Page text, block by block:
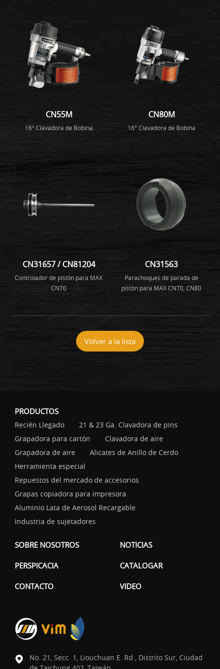
CN55M
16° Clavadora de Bobina
CN80M
16° Clavadora de Bobina
CN31657 / CN81204
Controlador de pistón para MAX
CN70
CN31563
Parachoques de parada de
pistón para MAX CN70, CN80
Volver a la lista
PRODUCTOS
Recién Llegado
21 & 23 Ga. Clavadora de pins
Grapadora para cartón
Clavadora de aire
Grapadora de aire
Alicates de Anillo de Cerdo
Herramienta especial
Repuestos del mercado de accesorios
Grapas copiadora para impresora
Aluminio Lata de Aerosol Recargable
Industria de sujetadores
SOBRE NOSOTROS NOTICIAS
PERSPICACIA CATALOGAR
CONTACTO VIDEO
No. 21, Secc. 1, Liouchuan E. Rd., Distrito Sur, Ciudad